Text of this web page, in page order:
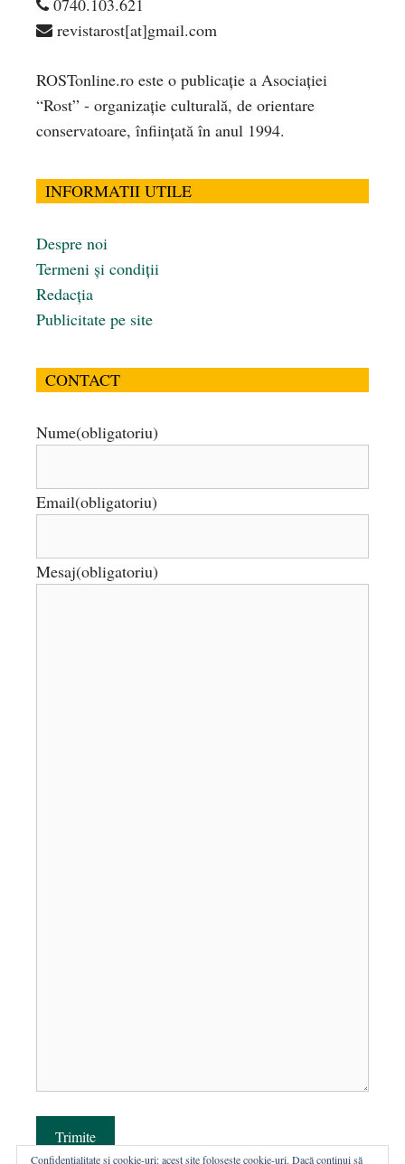
revistarost[at]gmail.com
ROSTonline.ro este o publicaţie a Asociaţiei
“Rost” - organizaţie culturală, de orientare
conservatoare, înfiinţată în anul 1994.
INFORMATII UTILE
Despre noi
Termeni și condiții
Redacția
Publicitate pe site
CONTACT
Nume(obligatoriu)
Email(obligatoriu)
Mesaj(obligatoriu)
Trimite
Confidențialitate și cookie-uri: acest site folosește cookie-uri. Dacă continui să